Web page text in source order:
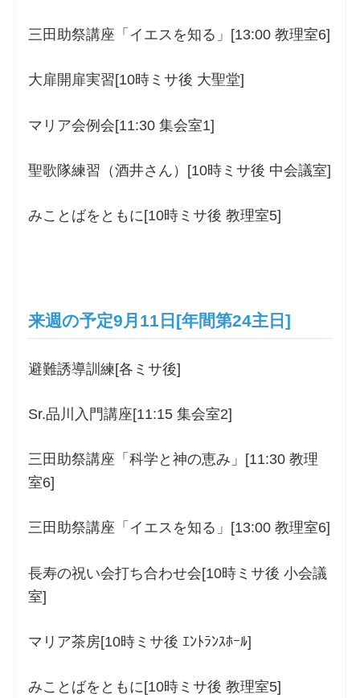
三田助祭講座「イエスを知る」[13:00 教理室6]
大扉開扉実習[10時ミサ後 大聖堂]
マリア会例会[11:30 集会室1]
聖歌隊練習（酒井さん）[10時ミサ後 中会議室]
みことばをともに[10時ミサ後 教理室5]
来週の予定9月11日[年間第24主日]
避難誘導訓練[各ミサ後]
Sr.品川入門講座[11:15 集会室2]
三田助祭講座「科学と神の恵み」[11:30 教理
室6]
三田助祭講座「イエスを知る」[13:00 教理室6]
長寿の祝い会打ち合わせ会[10時ミサ後 小会議
室]
マリア茶房[10時ミサ後 ｴﾝﾄﾗﾝｽﾎｰﾙ]
みことばをともに[10時ミサ後 教理室5]